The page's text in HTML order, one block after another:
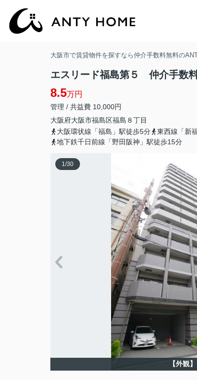
大阪市で賃貸物件を探すなら仲介手数料無料の
エスリード福島第５ 仲介手数
8.5万円
管理 / 共益費 10,000円
大阪府大阪市福島区福島 ８丁目
大阪環状線「福島」駅徒歩5分
東西線「新
地下鉄千日前線「野田阪神」駅徒歩15分
1/30
【外観】